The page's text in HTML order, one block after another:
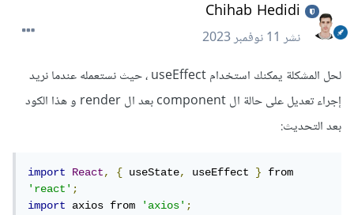
Chihab Hedidi
نشر11 نوفمبر 2023
لحل المشكلة يمكنك استخدام useEffect ، حيث نستعمله عندما نريد
إجراء تعديل على حالة ال component بعد ال render و هذا الكود
بعد التحديث:
import React, { useState, useEffect }
'react';
import
axios from 'axios';